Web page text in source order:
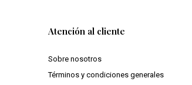
Atención al cliente
Sobre nosotros
Términos y condiciones generales